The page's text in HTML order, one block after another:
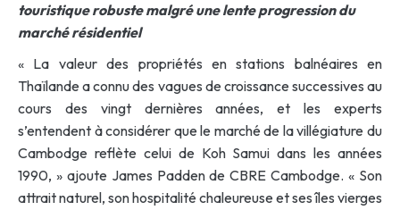
touristique robuste malgré une lente progression du
marché résidentiel
« La valeur des propriétés en stations balnéaires en
Thaïlande a connu des vagues de croissance successives au
cours des vingt dernières années, et les experts
s’entendent à considérer que le marché de la villégiature du
Cambodge reflète celui de Koh Samui dans les années
1990, » ajoute James Padden de CBRE Cambodge. « Son
attrait naturel, son hospitalité chaleureuse et ses îles vierges